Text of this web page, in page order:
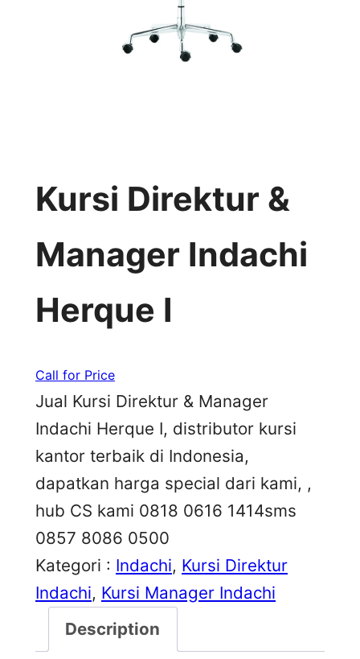
Kursi Direktur &
Manager Indachi
Herque I
Call for Price
Jual Kursi Direktur & Manager
Indachi Herque I, distributor kursi
kantor terbaik di Indonesia,
dapatkan harga special dari kami, ,
hub CS kami 0818 0616 1414sms
0857 8086 0500
Kategori : Indachi, Kursi Direktur
Indachi, Kursi Manager Indachi
Description